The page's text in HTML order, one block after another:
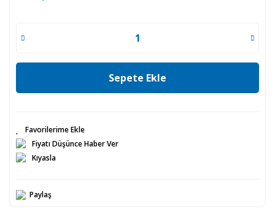
Sepete Ekle
Fiyatı Düşünce Haber Ver
Kıyasla
Paylaş